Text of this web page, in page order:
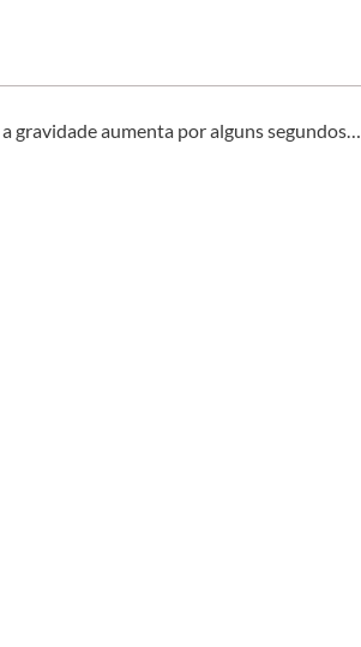
gravidade aumenta por alguns segundos…